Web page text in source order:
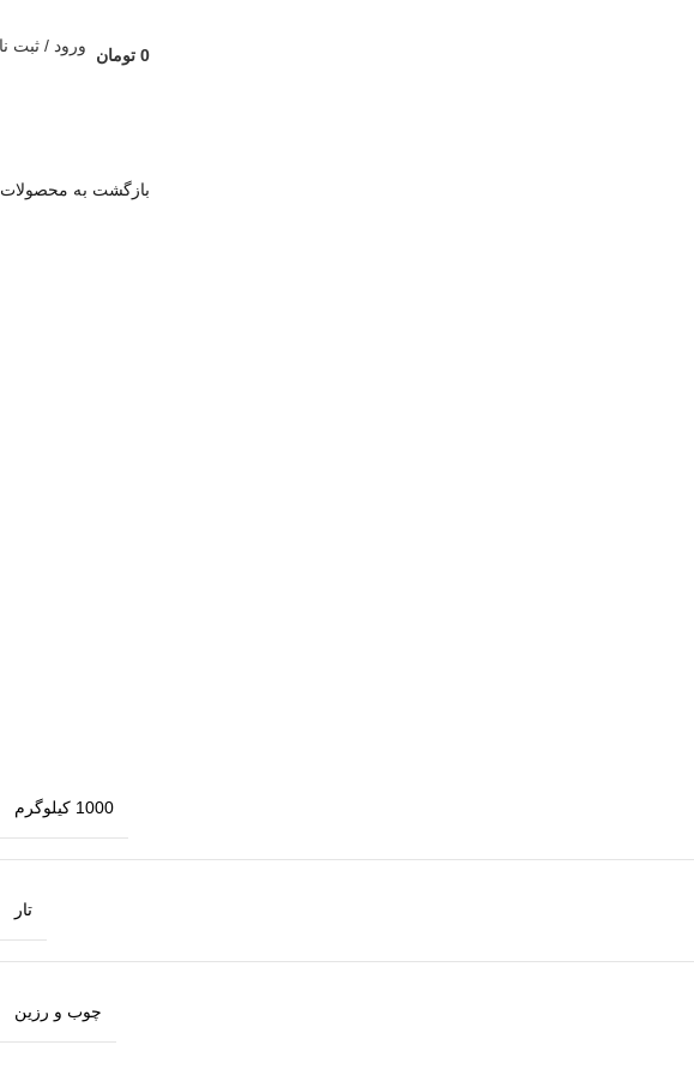
0 تومان ورود / ثبت
بازگشت به محصولات
1000 کیلوگرم
تار
چوب و رزین